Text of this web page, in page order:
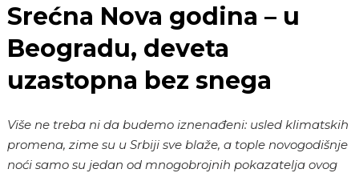
Srećna Nova godina – u
Beogradu, deveta
uzastopna bez snega
Više ne treba ni da budemo iznenađeni: usled klimatskih
promena, zime su u Srbiji sve blaže, a tople novogodišnje
noći samo su jedan od mnogobrojnih pokazatelja ovog